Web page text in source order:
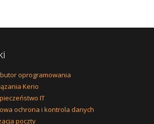
oprogramowania
Kerio
IT
ochrona i kontrola danych
poczty